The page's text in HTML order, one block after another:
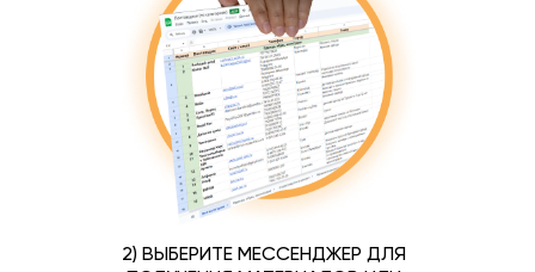
2) ВЫБЕРИТЕ МЕССЕНДЖЕР ДЛЯ